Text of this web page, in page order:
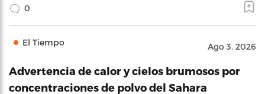
0
El Tiempo Ago 3, 2026
Advertencia de calor y cielos brumosos por
concentraciones de polvo del Sahara